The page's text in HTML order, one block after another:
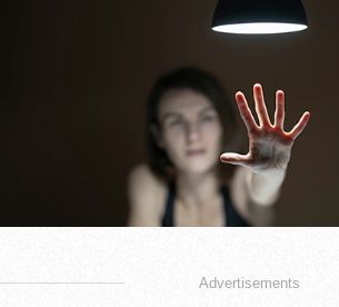
Advertisements